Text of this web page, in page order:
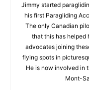
Jimmy started
his first Paragliding
The only Canadian
that this has helped
advocates joining
flying spots in
He is now involved in
Mont-